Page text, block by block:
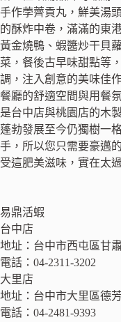
手作荸薺貢丸，鮮美湯
的酥炸中卷，滿滿的東
黃金燒鴨、蝦醬炒干貝
菜，餐後古早味甜點等
調，注入創意的美味佳
餐廳的舒適空間與用餐
是台中店與桃園店的木
蓬勃發展至今仍獨樹一
手，所以您只需要豪邁
受這肥美滋味，實在太
易鼎活蝦
台中店
地址：台中市西屯區甘
電話：04-2311-3202
大里店
地址：台中市大里區德
電話：04-2481-9393